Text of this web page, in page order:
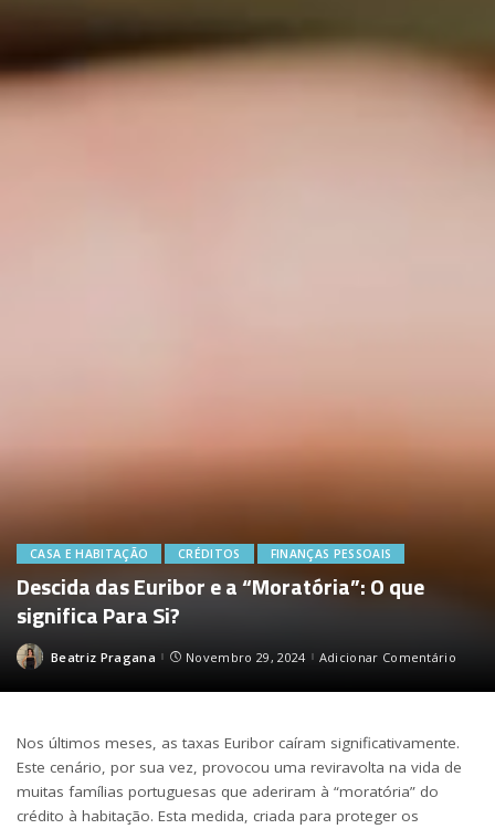
CASA E HABITAÇÃO CRÉDITOS FINANÇAS PESSOAIS
Descida das Euribor e a “Moratória”: O que
significa Para Si?
Posted
Beatriz Pragana Novembro 29, 2024 Adicionar Comentário
Nos últimos meses, as taxas Euribor caíram significativamente.
Este cenário, por sua vez, provocou uma reviravolta na vida de
muitas famílias portuguesas que aderiram à “moratória” do
crédito à habitação. Esta medida, criada para proteger os